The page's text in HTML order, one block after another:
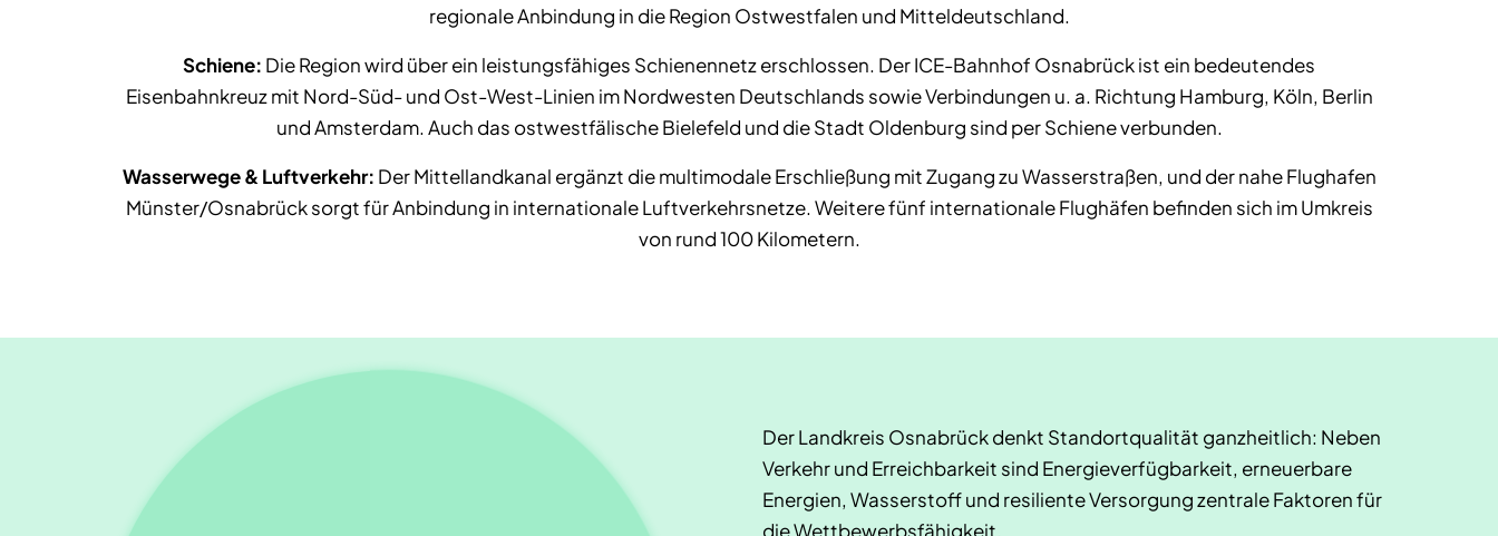
regionale Anbindung in die Region Ostwestfalen und Mitteldeutschland.
Schiene: Die Region wird über ein leistungsfähiges Schienennetz erschlossen. Der ICE-Bahnhof Osnabrück ist ein bedeutendes
Eisenbahnkreuz mit Nord-Süd- und Ost-West-Linien im Nordwesten Deutschlands sowie Verbindungen u. a. Richtung Hamburg, Köln, Berlin
und Amsterdam. Auch das ostwestfälische Bielefeld und die Stadt Oldenburg sind per Schiene verbunden.
Wasserwege & Luftverkehr: Der Mittellandkanal ergänzt die multimodale Erschließung mit Zugang zu Wasserstraßen, und der nahe Flughafen
Münster/Osnabrück sorgt für Anbindung in internationale Luftverkehrsnetze. Weitere fünf internationale Flughäfen befinden sich im Umkreis
von rund 100 Kilometern.
Der Landkreis Osnabrück denkt Standortqualität ganzheitlich: Neben
Verkehr und Erreichbarkeit sind Energieverfügbarkeit, erneuerbare
Energien, Wasserstoff und resiliente Versorgung zentrale Faktoren für
die Wettbewerbsfähigkeit.